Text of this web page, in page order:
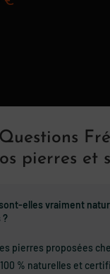
pierres et
elles vraiment
?
pierres proposées
% naturelles et